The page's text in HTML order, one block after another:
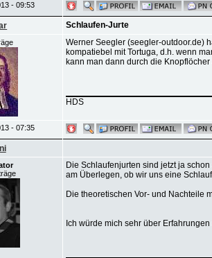
- 09:53
Schlaufen-Jurte
Werner Seegler (seegler-outdoor.de)
kompatiebel mit Tortuga, d.h. wenn
kann man dann durch die
HDS
- 07:35
Die Schlaufenjurten sind jetzt ja
am Überlegen, ob wir uns eine
Die theoretischen Vor- und Nachteile
Ich würde mich sehr über